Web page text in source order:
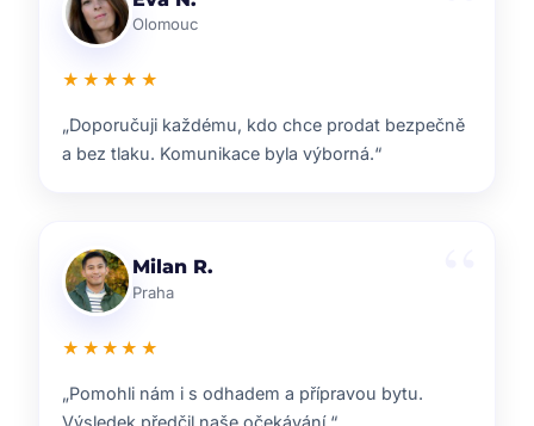
Plzeň
★★★★★
„Velmi příjemná spolupráce. Každý krok nám
vysvětlili a vždy jsme věděli, co nás čeká.“
Ondřej S.
Liberec
★★★★★
„ZOO reality nám pomohli s prodejem domu i s
navazujícím hledáním nového bydlení.“